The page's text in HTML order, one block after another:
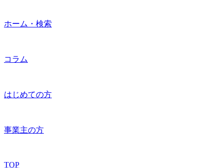
ホーム・検索
コラム
はじめての方
事業主の方
TOP